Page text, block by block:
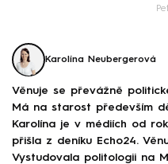
Karolína Neubergerová
Věnuje se převážně
Má na starost především
Karolína je v médiích od
přišla z deníku Echo24.
Vystudovala politologii na